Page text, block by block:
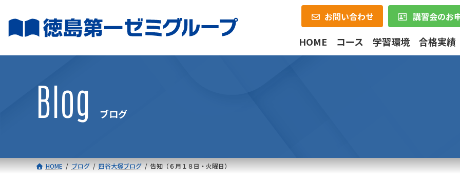
ン
テ
ビ
ゲ
お問い合わせ 講習会のお
HOME コース 学習環境 合格実績
Blog ブログ
HOME ブログ 四谷大塚ブログ 告知（６月１８日・火曜日）